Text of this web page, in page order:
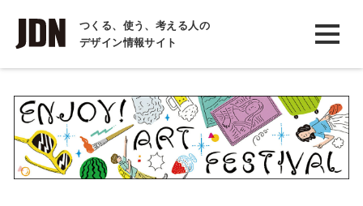
つくる、使う、考える人の
デザイン情報サイト
INTERVIEW
インタビュー
REPORT
レポート
COLUMN
コラム